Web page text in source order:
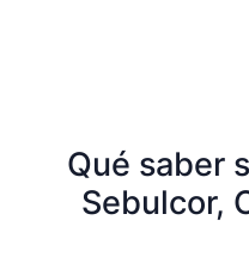
Qué saber
Sebulcor,